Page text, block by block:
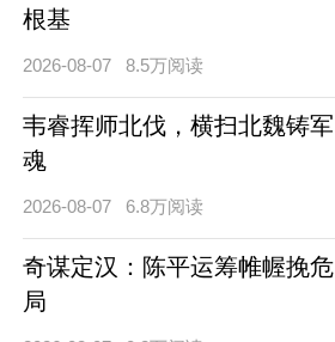
根基
2026-08-07 8.5万阅读
韦睿挥师北伐，横扫北魏铸军
魂
2026-08-07 6.8万阅读
奇谋定汉：陈平运筹帷幄挽危
局